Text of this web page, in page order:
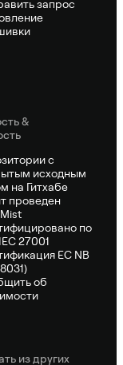
запрос
&
с
исходным
на Гитхабе
проведен
по
27001
ЕС NB
об
из других